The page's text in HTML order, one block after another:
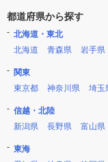
都道府県から探す
北海道・東北
北海道
青森県 岩手県
関東
東京都
神奈川県 埼玉
信越・北陸
新潟県
長野県 富山県
東海